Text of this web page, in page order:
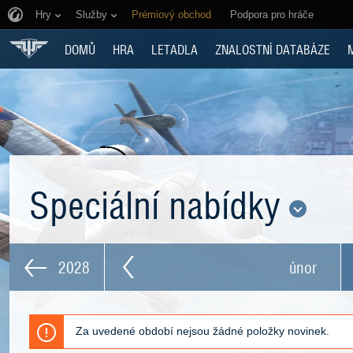
Hry Služby Prémiový obchod Podpora pro hráče
DOMŮ HRA LETADLA ZNALOSTNÍ DATABÁZE
Speciální nabídky
2028 únor
Za uvedené období nejsou žádné položky novinek.